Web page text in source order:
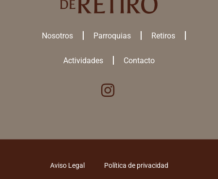
Nosotros Parroquias Retiros
Actividades Contacto
Aviso Legal Política de privacidad
RECHAZAR